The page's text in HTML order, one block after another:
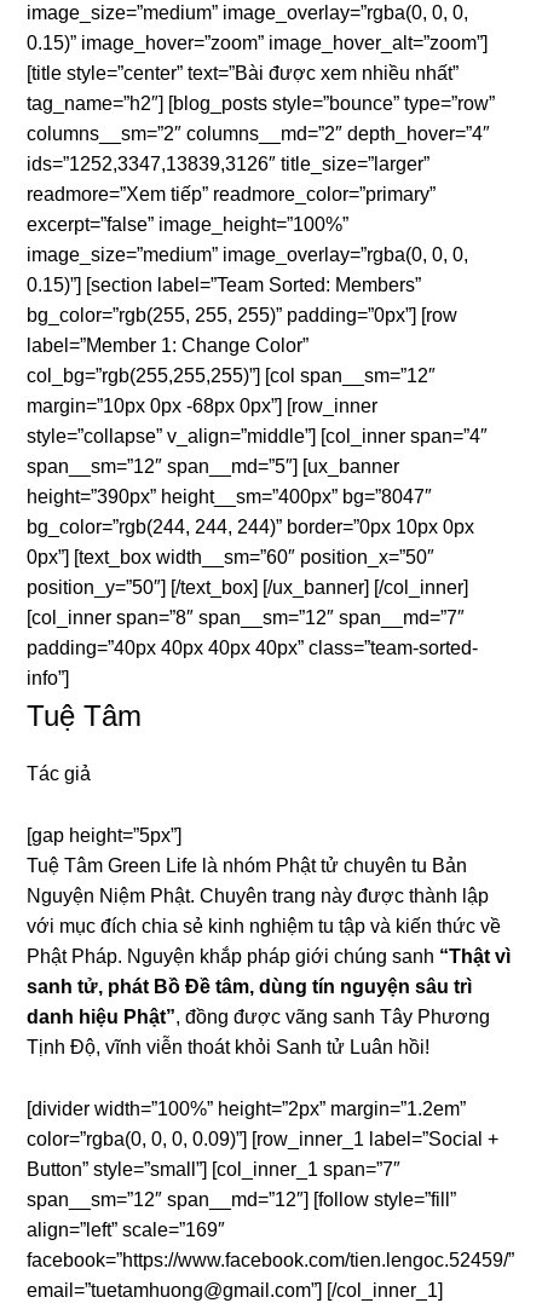
image_size=”medium” image_overlay=”rgba(0, 0, 0,
0.15)” image_hover=”zoom” image_hover_alt=”zoom”]
[title style=”center” text=”Bài được xem nhiều nhất”
tag_name=”h2″] [blog_posts style=”bounce” type=”row”
columns__sm=”2″ columns__md=”2″ depth_hover=”4″
ids=”1252,3347,13839,3126″ title_size=”larger”
readmore=”Xem tiếp” readmore_color=”primary”
excerpt=”false” image_height=”100%”
image_size=”medium” image_overlay=”rgba(0, 0, 0,
0.15)”] [section label=”Team Sorted: Members”
bg_color=”rgb(255, 255, 255)” padding=”0px”] [row
label=”Member 1: Change Color”
col_bg=”rgb(255,255,255)”] [col span__sm=”12″
margin=”10px 0px -68px 0px”] [row_inner
style=”collapse” v_align=”middle”] [col_inner span=”4″
span__sm=”12″ span__md=”5″] [ux_banner
height=”390px” height__sm=”400px” bg=”8047″
bg_color=”rgb(244, 244, 244)” border=”0px 10px 0px
0px”] [text_box width__sm=”60″ position_x=”50″
position_y=”50″] [/text_box] [/ux_banner] [/col_inner]
[col_inner span=”8″ span__sm=”12″ span__md=”7″
padding=”40px 40px 40px 40px” class=”team-sorted-
info”]
Tuệ Tâm
Tác giả
[gap height=”5px”]
Tuệ Tâm Green Life là nhóm Phật tử chuyên tu Bản
Nguyện Niệm Phật. Chuyên trang này được thành lập
với mục đích chia sẻ kinh nghiệm tu tập và kiến thức về
Phật Pháp. Nguyện khắp pháp giới chúng sanh “Thật vì
sanh tử, phát Bồ Đề tâm, dùng tín nguyện sâu trì
danh hiệu Phật”, đồng được vãng sanh Tây Phương
Tịnh Độ, vĩnh viễn thoát khỏi Sanh tử Luân hồi!
[divider width=”100%” height=”2px” margin=”1.2em”
color=”rgba(0, 0, 0, 0.09)”] [row_inner_1 label=”Social +
Button” style=”small”] [col_inner_1 span=”7″
span__sm=”12″ span__md=”12″] [follow style=”fill”
align=”left” scale=”169″
facebook=”https://www.facebook.com/tien.lengoc.52459/”
email=”tuetamhuong@gmail.com”] [/col_inner_1]